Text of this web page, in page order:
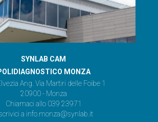
SYNLAB CAM
MONZA
Ang. Via Martiri delle Foibe 1
20900 - Monza
Chiamaci allo 039 23971
a info.monza@synlab.it